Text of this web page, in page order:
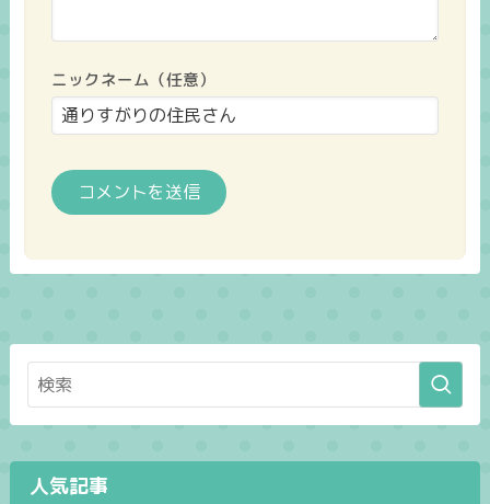
ニックネーム（任意）
人気記事